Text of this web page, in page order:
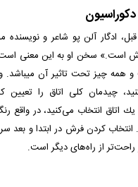
ادگار آلن پو شاعر و نویسنده
است.» سخن او به این معنی
همه چیز تحت تاثیر آن می­باشد.
چیدمان كلی اتاق را تعیین
اتاق انتخاب می‌كنید، در واقع
انتخاب کردن فرش در ابتدا و بعد
راحت‌تر از راه‌های دیگر است.